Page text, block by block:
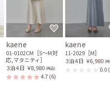
kaene
01-0102CM［S〜M対
応,マタニティ］
３泊４日 ￥8,980 (税込)
4.7(6)
kaene
11-2029［M］
３泊４日 ￥6,980 (
0.0